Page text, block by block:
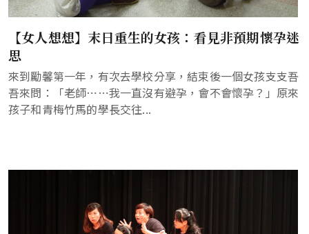
【女人想想】末日重生的女孩：看見非預期懷孕迷
思
來到勵馨第一年，有次去學校分享，結束後一個女孩支支吾
吾來問：「老師⋯⋯我一直沒有避孕，會不會懷孕？」原來
孩子和青梅竹馬的學長交往...